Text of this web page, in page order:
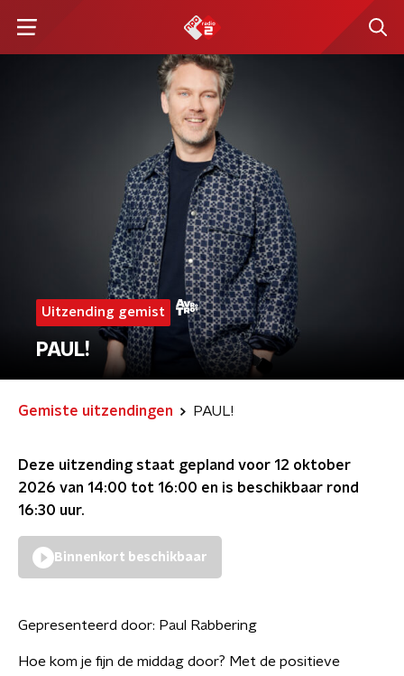
Uitzending gemist
PAUL!
Gemiste uitzendingen PAUL!
Deze uitzending staat gepland voor 12 oktober
2026 van 14:00 tot 16:00 en is beschikbaar rond
16:30 uur.
Binnenkort beschikbaar
Gepresenteerd door: Paul Rabbering
Hoe kom je fijn de middag door? Met de positieve